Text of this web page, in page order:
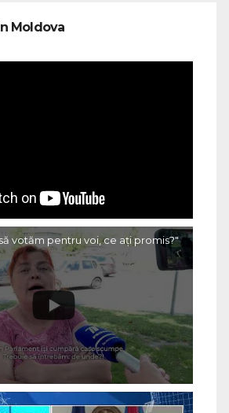
Moldova
votăm pentru voi, ce ați promis?"